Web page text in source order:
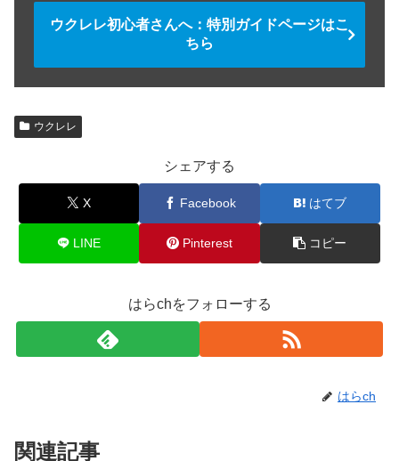
ウクレレ初心者さんへ：特別ガイドページはこ
ちら
ウクレレ
シェアする
X Facebook はてブ
LINE Pinterest コピー
はらchをフォローする
はらch
関連記事